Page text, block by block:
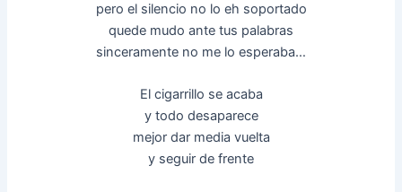
pero el silencio no lo eh soportado
quede mudo ante tus palabras
sinceramente no me lo esperaba…
El cigarrillo se acaba
y todo desaparece
mejor dar media vuelta
y seguir de frente